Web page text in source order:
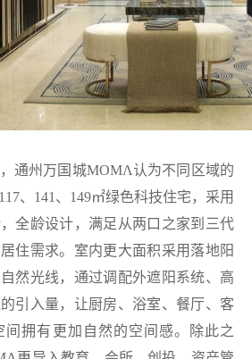
通州万国城MOMΛ认为不同区域的
、141、149㎡绿色科技住宅，采用
全龄设计，满足从两口之家到三代
住需求。室内更大面积采用落地阳
然光线，通过调配外遮阳系统、高
引入量，让厨房、浴室、餐厅、客
间拥有更加自然的空间感。除此之